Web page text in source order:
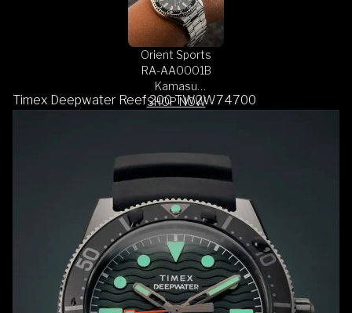
Orient Sports
RA-AA0001B
Kamasu
Automatic
SHOP NOW
Timex Deepwater Reef 200 TW2W74700